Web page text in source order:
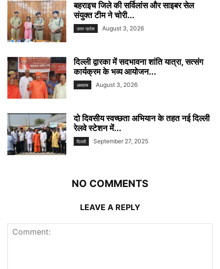
बहराइच जिले की सर्विलांस और साइबर सेल
संयुक्त टीम ने चोरी...
उत्तर प्रदेश August 3, 2026
दिल्ली द्वारका में सदभावना शांति यात्रा, सत्संग
कार्यक्रम के भव्य आयोजन...
अध्यात्म August 3, 2026
दो दिवसीय स्वच्छता अभियान के तहत नई दिल्ली
रेलवे स्टेशन में...
दिल्ली September 27, 2025
NO COMMENTS
LEAVE A REPLY